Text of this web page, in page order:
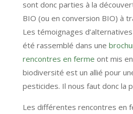
sont donc parties à la
BIO (ou en conversion BIO) à
Les témoignages
été rassemblé dans une
rencontres en ferme ont mis
biodiversité est un allié pour
pesticides. Il nous fautdoncla p
Les différentes rencontres en